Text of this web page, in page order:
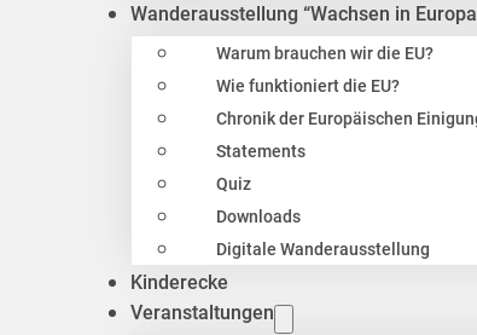
Wanderausstellung “Wachsen in
Warum brauchen wir die EU?
Wie funktioniert die EU?
Chronik der Europäischen
Statements
Quiz
Downloads
Digitale Wanderausstellung
Kinderecke
Veranstaltungen